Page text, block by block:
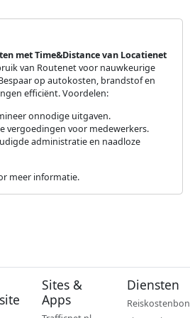
met Time&Distance van Locatienet
van Routenet voor nauwkeurige
op autokosten, brandstof en
efficiënt. Voordelen:
onnodige uitgaven.
vergoedingen voor medewerkers.
administratie en naadloze
meer informatie.
Sites &
Apps
Diensten
Reiskostenbon